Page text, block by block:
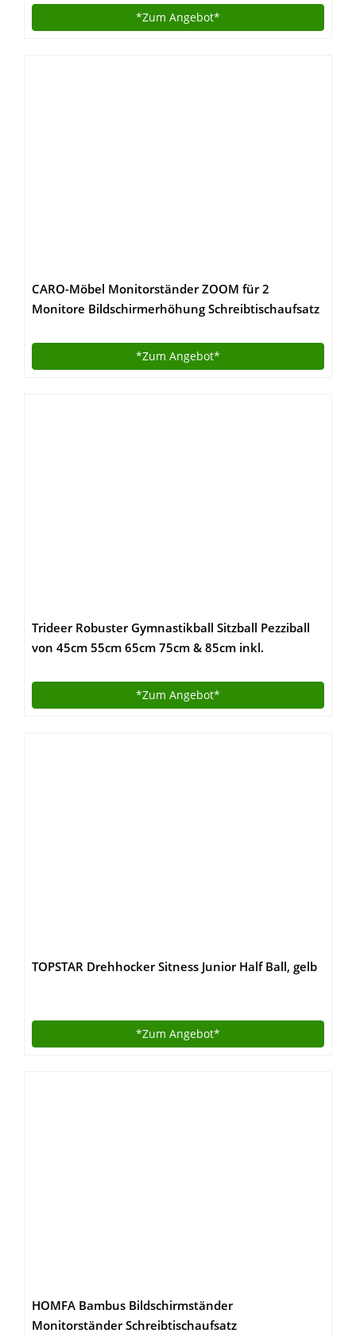
Bücher Dekoartikel Toilettenartikel Kosmetik aus
WPC wasserdicht 60 x 22 x 38 cm weiß
*Zum Angebot*
CARO-Möbel Monitorständer ZOOM für 2
Monitore Bildschirmerhöhung Schreibtischaufsatz
*Zum Angebot*
Trideer Robuster Gymnastikball Sitzball Pezziball
von 45cm 55cm 65cm 75cm & 85cm inkl.
*Zum Angebot*
TOPSTAR Drehhocker Sitness Junior Half Ball, gelb
*Zum Angebot*
HOMFA Bambus Bildschirmständer
Monitorständer Schreibtischaufsatz